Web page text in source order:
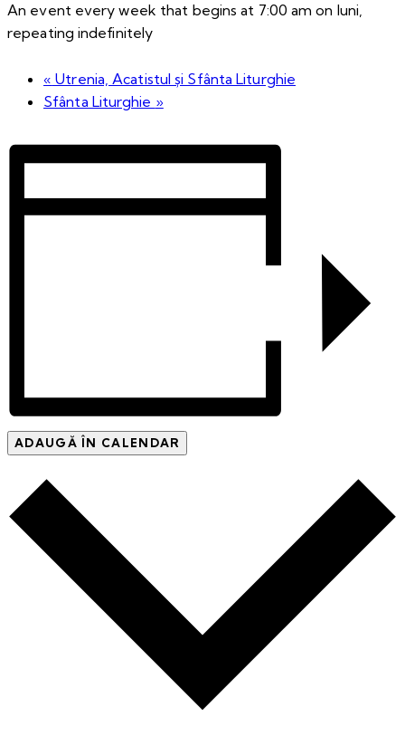
An event every week that begins at 7:00 am on luni,
repeating indefinitely
« Utrenia, Acatistul și Sfânta Liturghie
Sfânta Liturghie »
ADAUGĂ ÎN CALENDAR